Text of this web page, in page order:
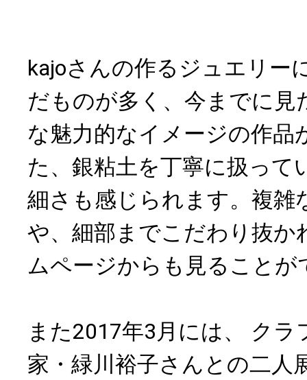
kajoさんの作るジュエリー
だものが多く、今までに見
な魅力的なイメージの作品
た、銀粘土を丁寧に扱って
細さも感じられます。複雑
や、細部までこだわり抜か
ムページからも見ることが
また2017年3月には、 ク
家・緑川裕子さんとの二人